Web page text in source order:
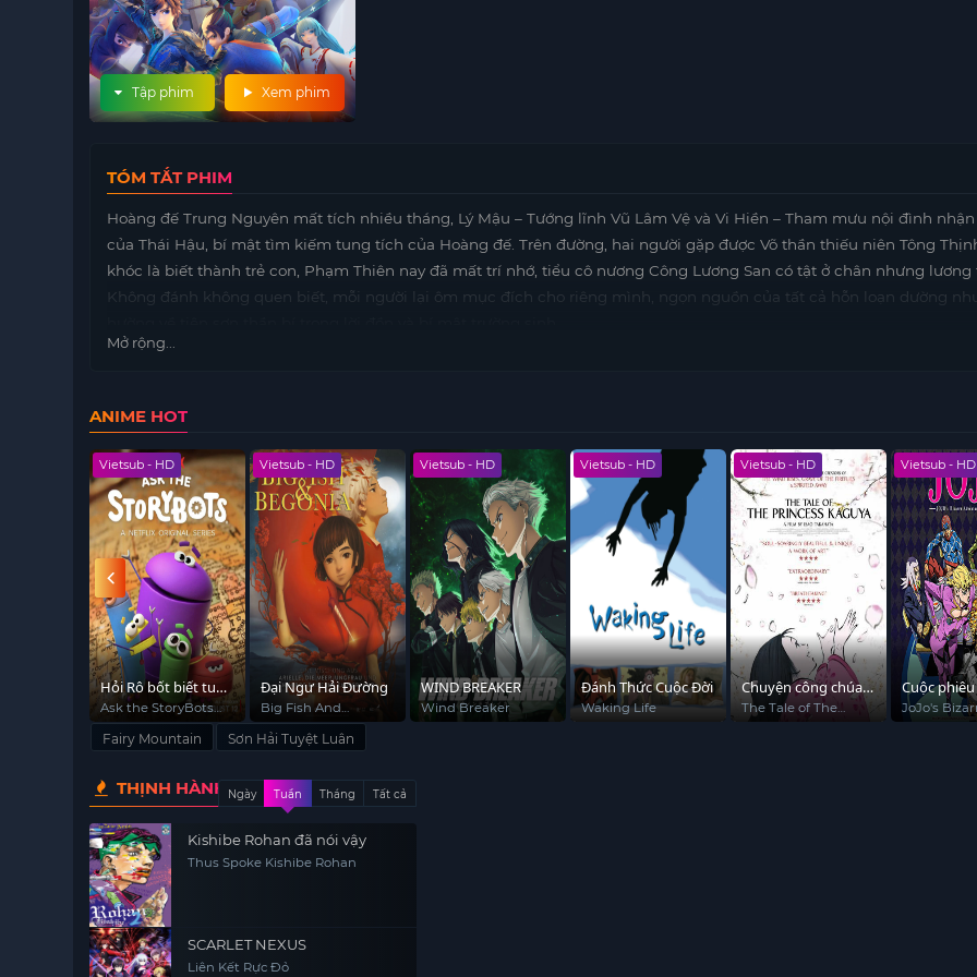
Xem phim
Tập phim
TÓM TẮT PHIM
Hoàng đế Trung Nguyên mất tích nhiều tháng, Lý Mậu – Tướng lĩnh Vũ Lâm Vệ và Vi Hiền – Tham mưu nội đình
của Thái Hậu, bí mật tìm kiếm tung tích của Hoàng đế. Trên đường, hai người gặp được Võ thần thiếu niên Tông
khóc là biết thành trẻ con, Phạm Thiên nay đã mất trí nhớ, tiểu cô nương Công Lương San có tật ở chân nhưng lương
Không đánh không quen biết, mỗi người lại ôm mục đích cho riêng mình, ngọn nguồn của tất cả hỗn loạn dường như
Mở rộng...
ANIME HOT
Vietsub - HD
Hỏi Rô bốt biết tuốt
(Phần 2)
Ask the StoryBots
(Season 2)
Vietsub - HD
Đại Ngư Hải Đường
Big Fish And
Begonia
Vietsub - HD
WIND BREAKER
Wind Breaker
Vietsub - HD
Đánh Thức Cuộc Đời
Waking Life
Vietsub - HD
Chuyện công chúa
Kaguya
The Tale of The
Vietsub - HD
Cuộc
của JoJo
JoJo's
Fairy Mountain Sơn Hải Tuyệt Luân
THỊNH HÀNHNgày Tuần Tháng Tất cả
Kishibe Rohan đã nói vậy
Thus Spoke Kishibe Rohan
SCARLET NEXUS
Liên Kết Rực Đỏ